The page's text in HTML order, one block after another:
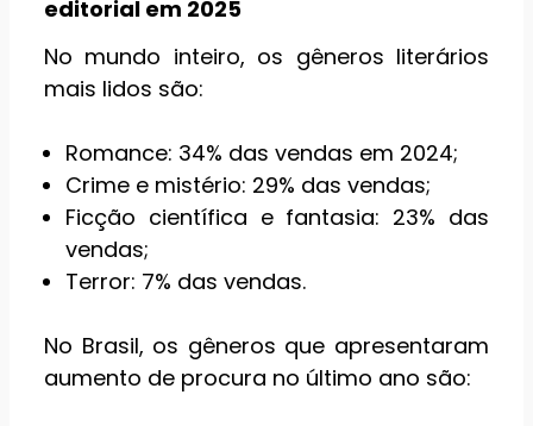
editorial em 2025
No mundo inteiro, os gêneros literários
mais lidos são:
Romance: 34% das vendas em 2024;
Crime e mistério: 29% das vendas;
Ficção científica e fantasia: 23% das
vendas;
Terror: 7% das vendas.
No Brasil, os gêneros que apresentaram
aumento de procura no último ano são: